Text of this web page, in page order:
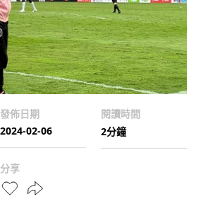
發佈日期
2024-02-06
閱讀時間
2分鐘
分享